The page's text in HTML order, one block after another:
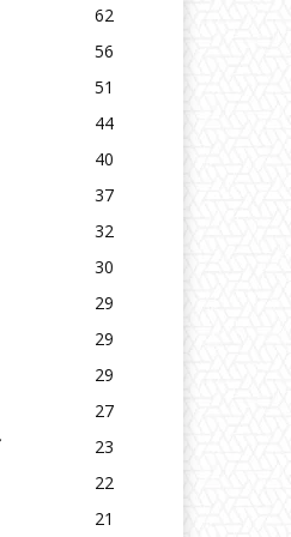
62
56
51
44
40
37
32
30
29
29
29
27
23
22
21